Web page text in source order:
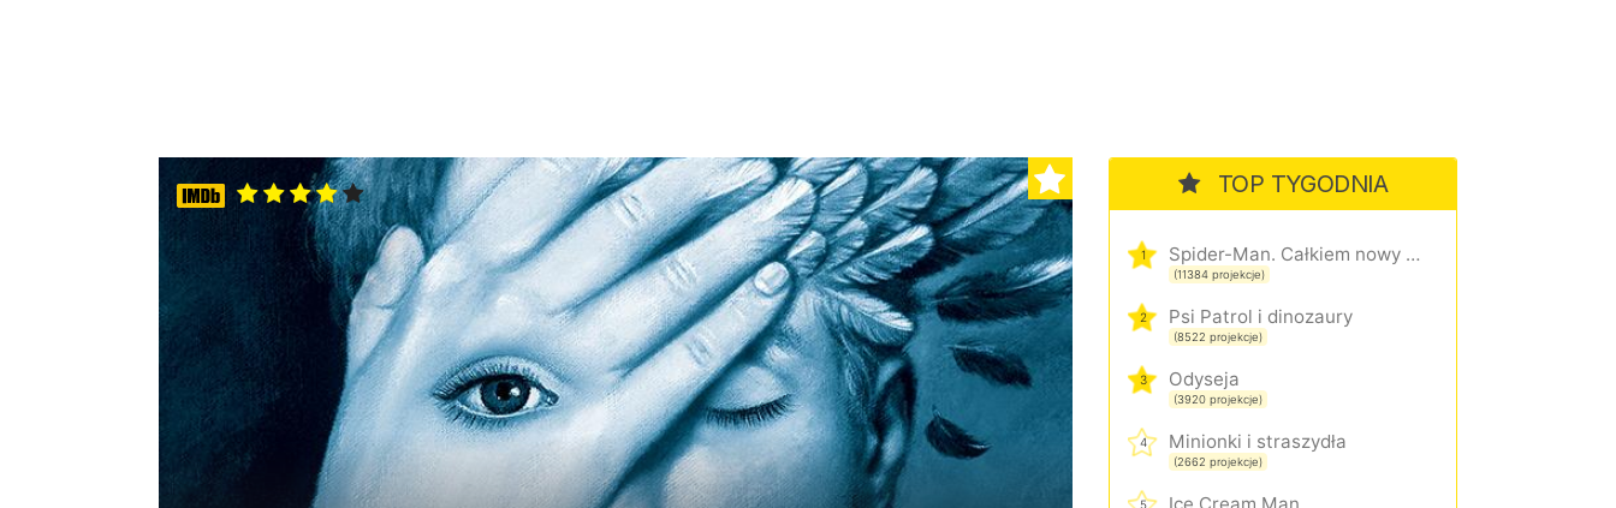
TOP TYGODNIA
1 Spider-Man. Całkiem nowy dzień
(11384 projekcje)
2 Psi Patrol i dinozaury
(8522 projekcje)
3 Odyseja
(3920 projekcje)
4 Minionki i straszydła
(2662 projekcje)
5